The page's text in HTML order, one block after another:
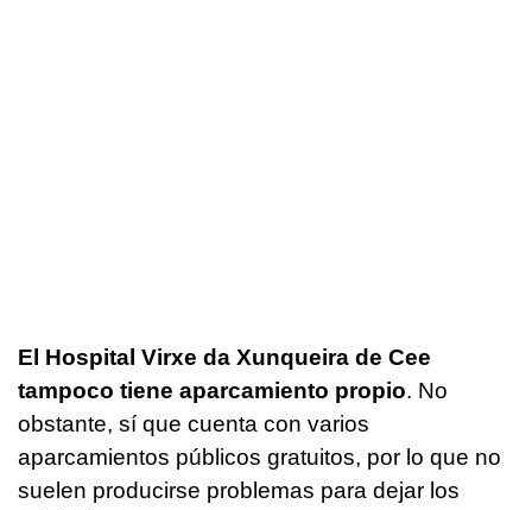
El Hospital Virxe da Xunqueira de Cee
tampoco tiene aparcamiento propio. No
obstante, sí que cuenta con varios
aparcamientos públicos gratuitos, por lo que no
suelen producirse problemas para dejar los